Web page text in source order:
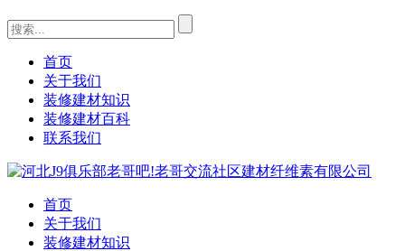
首页
关于我们
装修建材知识
装修建材百科
联系我们
首页
关于我们
装修建材知识